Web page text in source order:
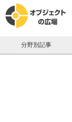
分野別記事